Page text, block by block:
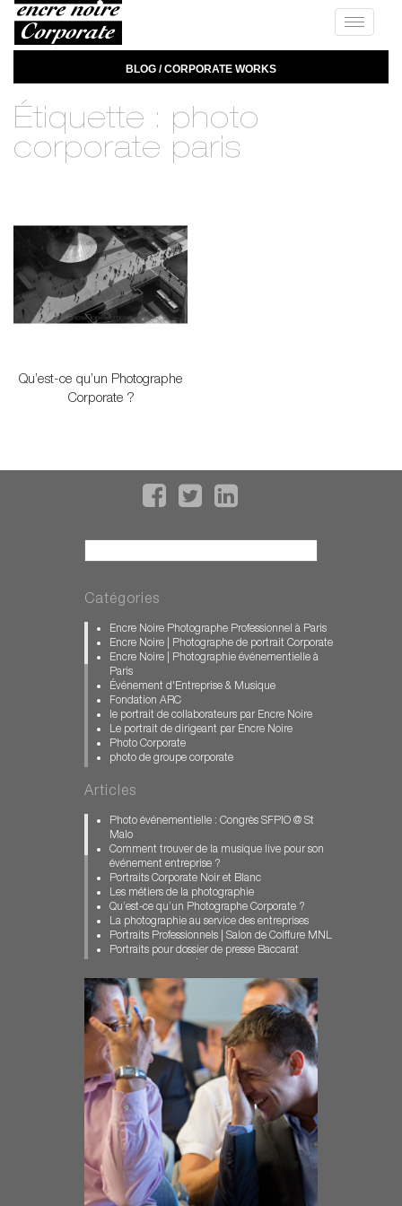
Toggle
BLOG / CORPORATE WORKS
Étiquette : photo
corporate paris
Qu’est-ce qu’un Photographe
Corporate ?
Catégories
Encre Noire Photographe Professionnel à Paris
Encre Noire | Photographe de portrait Corporate
Encre Noire | Photographie événementielle à
Paris
Événement d'Entreprise & Musique
Fondation ARC
le portrait de collaborateurs par Encre Noire
Le portrait de dirigeant par Encre Noire
Photo Corporate
photo de groupe corporate
photographe événementiel paris
Photographe industriel
Photographe Portraits Dossiers Presse
Photographe pour Entreprise
Photographe pour entreprises
photographe professionnel paris
Photographie Corporate
photographie événementielle
Photographie événementielle à Paris
portrait corporate
portrait de chercheur
Portrait institutionnel
portraits corporate
portraits corporate originaux
Portraits de Managers
Reportage en entreprise
Reportage événementiel Paris
Reportage photo
Reportage photo en centre de formation
Reportage photo scientifique
Articles
Photo événementielle : Congrès SFPIO @ St
Malo
Comment trouver de la musique live pour son
événement entreprise ?
Portraits Corporate Noir et Blanc
Les métiers de la photographie
Qu’est-ce qu’un Photographe Corporate ?
La photographie au service des entreprises
Portraits Professionnels | Salon de Coiffure MNL
Portraits pour dossier de presse Baccarat
Reportage photo événementiel à Paris
Photographe Industriel | Reportage Trihom
Chinon
Portraits de dirigeants / COMEX ORANO
Un Photographe professionnel à Paris pour le
Stade Français
Reportage événementiel à Paris : Hermès
Portraits de collaborateurs / LBO France Paris
Des portraits corporate originaux
Portraits Managers / Rimowa Cologne
Portraits Corporate Managers | Estate & Wines
Portraits Consultants Paris | Russel Reynolds
Portrait de chercheur / Fondation ARC
Photographe d’Entreprise | Illustration WEB
Reportage photo en milieu scientifique
Portrait institutionnel / CCFD-Terre Solidaire